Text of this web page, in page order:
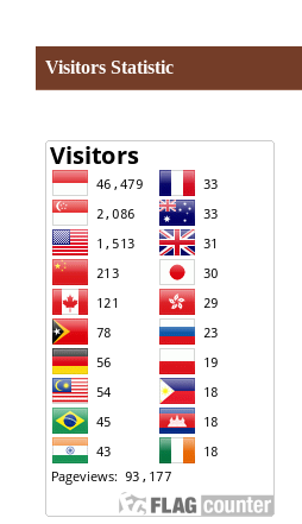
Visitors Statistic